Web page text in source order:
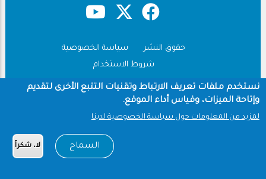
حقوق النشر
سياسة الخصوصية
شروط الاستخدام
Copyright © 1960-2026 جامعة الملك سعود
نستخدم ملفات تعريف الارتباط وتقنيات التتبع الأخرى لتقديم
وإتاحة الميزات، وقياس أداء الموقع.
لمزيد من المعلومات حول سياسة الخصوصية لدينا
السماح لا، شكراً